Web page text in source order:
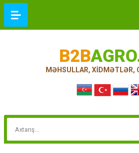
B2B
MƏHSULLAR, XİDMƏTLƏR,